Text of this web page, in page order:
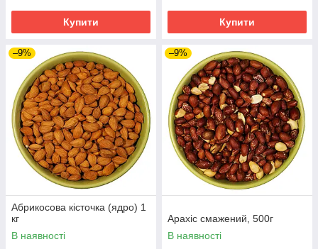
Купити Купити
–9%
Абрикосова кісточка (ядро) 1
кг
В наявності
–9%
Арахіс смажений, 500г
В наявності